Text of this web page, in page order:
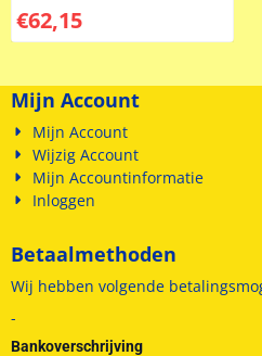
€62,15
Mijn Account
Mijn Account
Wijzig Account
Mijn Accountinformatie
Inloggen
Betaalmethoden
Wij hebben volgende
-
Bankoverschrijving